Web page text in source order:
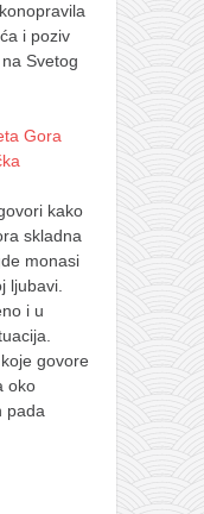
i poziv
Svetog
Gora
kako
skladna
monasi
ljubavi.
i u
govore
oko
pada